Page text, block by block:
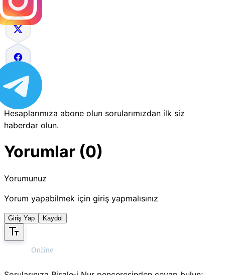
Hesaplarımıza abone olun sorularımızdan ilk siz
haberdar olun.
Yorumlar (0)
Yorumunuz
Yorum yapabilmek için giriş yapmalısınız
Giriş Yap Kaydol